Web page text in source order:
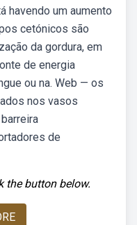
havendo um aumento
cetónicos são
da gordura, em
de energia
ou na. Web — os
nos vasos
de
the button below.